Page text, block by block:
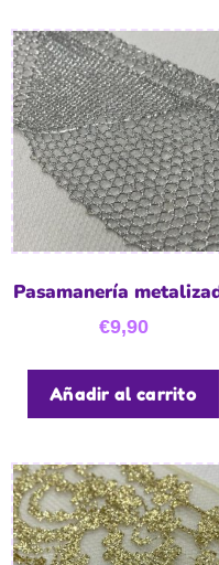
Pasamanería
€9,90
Añadir al carrito